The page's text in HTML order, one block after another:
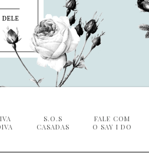
S.O.S
CASADAS
FALE COM
O SAY I DO